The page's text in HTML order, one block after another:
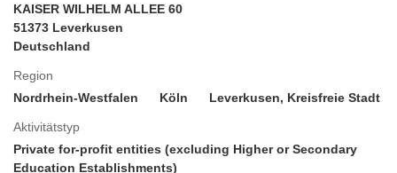
KAISER WILHELM ALLEE 60
51373 Leverkusen
Deutschland
Region
Nordrhein-Westfalen
Köln Leverkusen, Kreisfreie Stadt
Aktivitätstyp
Private for-profit entities (excluding Higher or Secondary
Education Establishments)